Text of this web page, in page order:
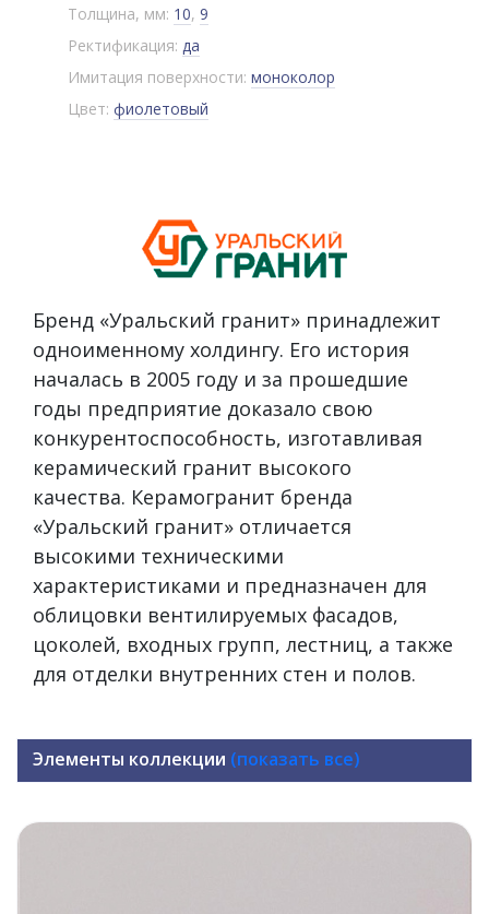
Толщина, мм: 10, 9
Ректификация: да
Имитация поверхности: моноколор
Цвет: фиолетовый
Бренд «Уральский гранит» принадлежит
одноименному холдингу. Его история
началась в 2005 году и за прошедшие
годы предприятие доказало свою
конкурентоспособность, изготавливая
керамический гранит высокого
качества. Керамогранит бренда
«Уральский гранит» отличается
высокими техническими
характеристиками и предназначен для
облицовки вентилируемых фасадов,
цоколей, входных групп, лестниц, а также
для отделки внутренних стен и полов.
Элементы коллекции (показать все)